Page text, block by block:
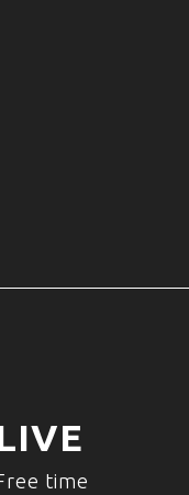
time